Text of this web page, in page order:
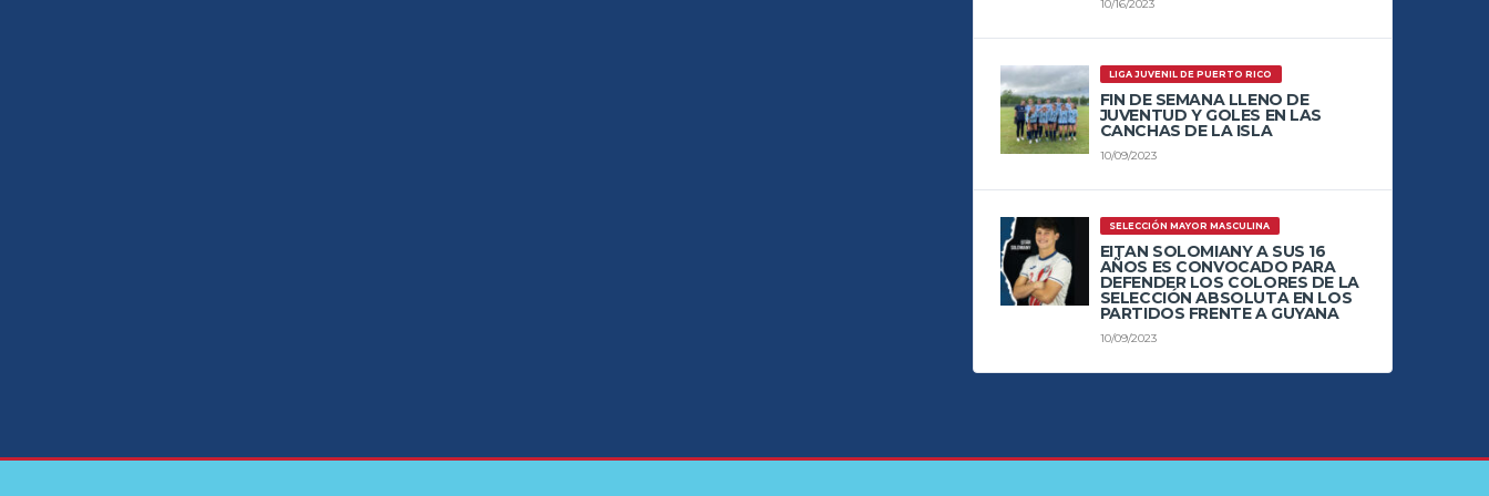
10/16/2023
LIGA JUVENIL DE PUERTO RICO
FIN DE SEMANA LLENO DE
JUVENTUD Y GOLES EN LAS
CANCHAS DE LA ISLA
10/09/2023
SELECCIÓN MAYOR MASCULINA
EITAN SOLOMIANY A SUS 16
AÑOS ES CONVOCADO PARA
DEFENDER LOS COLORES DE LA
SELECCIÓN ABSOLUTA EN LOS
PARTIDOS FRENTE A GUYANA
10/09/2023